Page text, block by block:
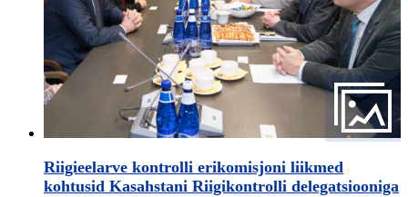
Riigieelarve kontrolli erikomisjoni liikmed
kohtusid Kasahstani Riigikontrolli delegatsiooniga